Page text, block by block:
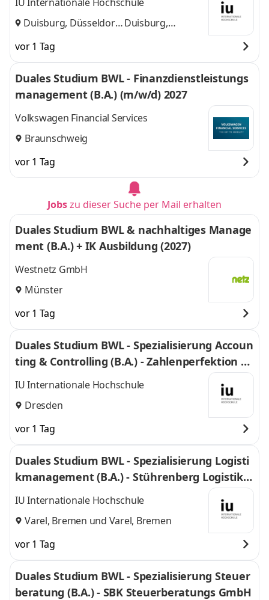
Duisburg, Düsseldorf Duisburg,
vor 1 Tag
Duales Studium BWL - Finanzdienstleistungs
management (B.A.) (m/w/d) 2027
Volkswagen Financial Services
Braunschweig
vor 1 Tag
Jobszu dieser Suche per Mail erhalten
Duales Studium BWL & nachhaltiges Manage
ment (B.A.) + IK Ausbildung (2027)
Westnetz GmbH
Münster
vor 1 Tag
Duales Studium BWL - Spezialisierung Accoun
ting & Controlling (B.A.) - Zahlenperfektion G
mbH
IU Internationale Hochschule
Dresden
vor 1 Tag
Duales Studium BWL - Spezialisierung Logisti
kmanagement (B.A.) - Stührenberg Logistik G
mbH
IU Internationale Hochschule
Varel, Bremen und Varel, Bremen
vor 1 Tag
Duales Studium BWL - Spezialisierung Steuer
beratung (B.A.) - SBK Steuerberatungs GmbH